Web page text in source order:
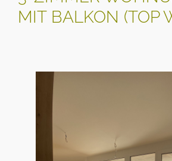
MIT BALKON (TOP